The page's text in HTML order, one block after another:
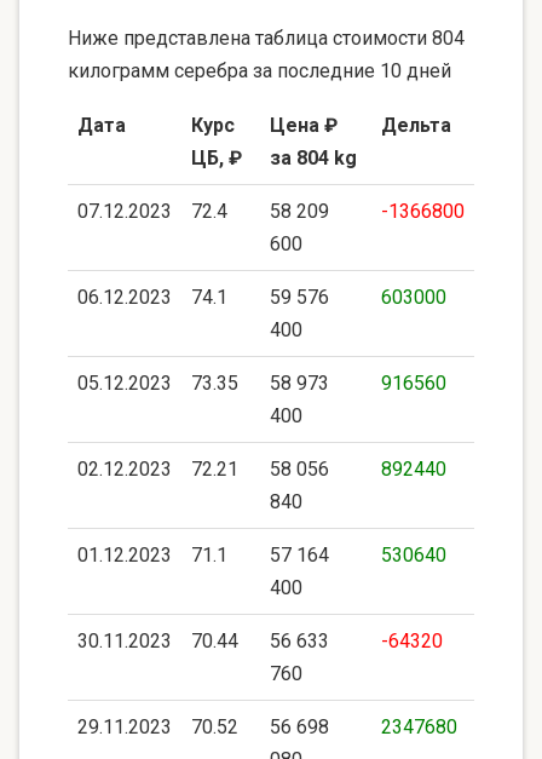
Ниже представлена таблица стоимости 804
килограмм серебра за последние 10 дней
Дата
Курс
ЦБ, ₽
Цена ₽
за 804 kg
Дельта
07.12.2023 72.4
58 209
600
-1366800
06.12.2023 74.1
59 576
400
603000
05.12.2023 73.35
58 973
400
916560
02.12.2023 72.21
58 056
840
892440
01.12.2023 71.1
57 164
400
530640
30.11.2023 70.44
56 633
760
-64320
29.11.2023 70.52
56 698
2347680